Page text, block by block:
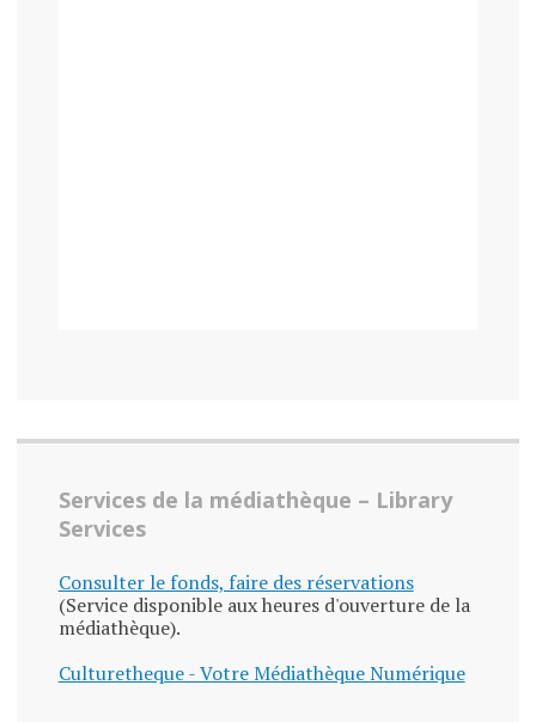
Services de la médiathèque – Library
Services
Consulter le fonds, faire des réservations
(Service disponible aux heures d'ouverture de la
médiathèque).
Culturetheque - Votre Médiathèque Numérique